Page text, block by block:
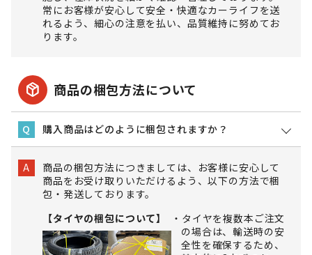
常にお客様が安心して安全・快適なカーライフを送
れるよう、細心の注意を払い、品質維持に努めてお
ります。
package_2 商品の梱包方法について
Q 購入商品はどのように梱包されますか？
A
商品の梱包方法につきましては、お客様に安心して
商品をお受け取りいただけるよう、以下の方法で梱
包・発送しております。
【タイヤの梱包について】
タイヤを複数本ご注文
の場合は、輸送時の安
全性を確保するため、